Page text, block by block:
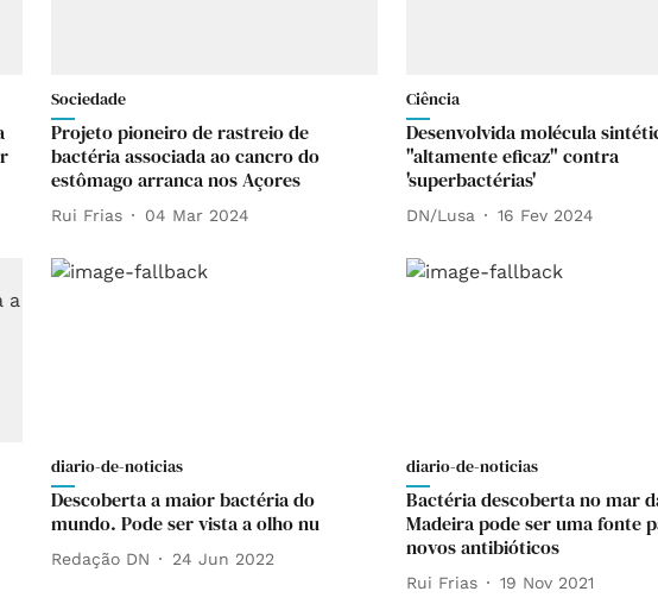
Sociedade
Projeto pioneiro de rastreio de
bactéria associada ao cancro do
estômago arranca nos Açores
Rui Frias 04 Mar 2024
Ciência
Desenvolvida molécula
"altamente eficaz" contra
'superbactérias'
DN/Lusa 16 Fev 2024
diario-de-noticias
Descoberta a maior bactéria do
mundo. Pode ser vista a olho nu
Redação DN 24 Jun 2022
diario-de-noticias
Bactéria descoberta no mar
Madeira pode ser uma fonte
novos antibióticos
Rui Frias 19 Nov 2021